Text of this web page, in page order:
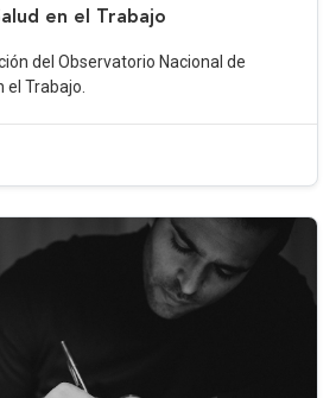
en el Trabajo
del Observatorio Nacional de
el Trabajo.